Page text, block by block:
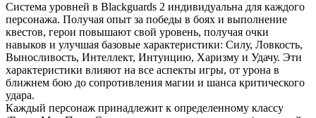
Система уровней в Blackguards 2 индивидуальна для каждого
персонажа. Получая опыт за победы в боях и выполнение
квестов, герои повышают свой уровень, получая очки
навыков и улучшая базовые характеристики: Силу, Ловкость,
Выносливость, Интеллект, Интуицию, Харизму и Удачу. Эти
характеристики влияют на все аспекты игры, от урона в
ближнем бою до сопротивления магии и шанса критического
удара.
Каждый персонаж принадлежит к определенному классу